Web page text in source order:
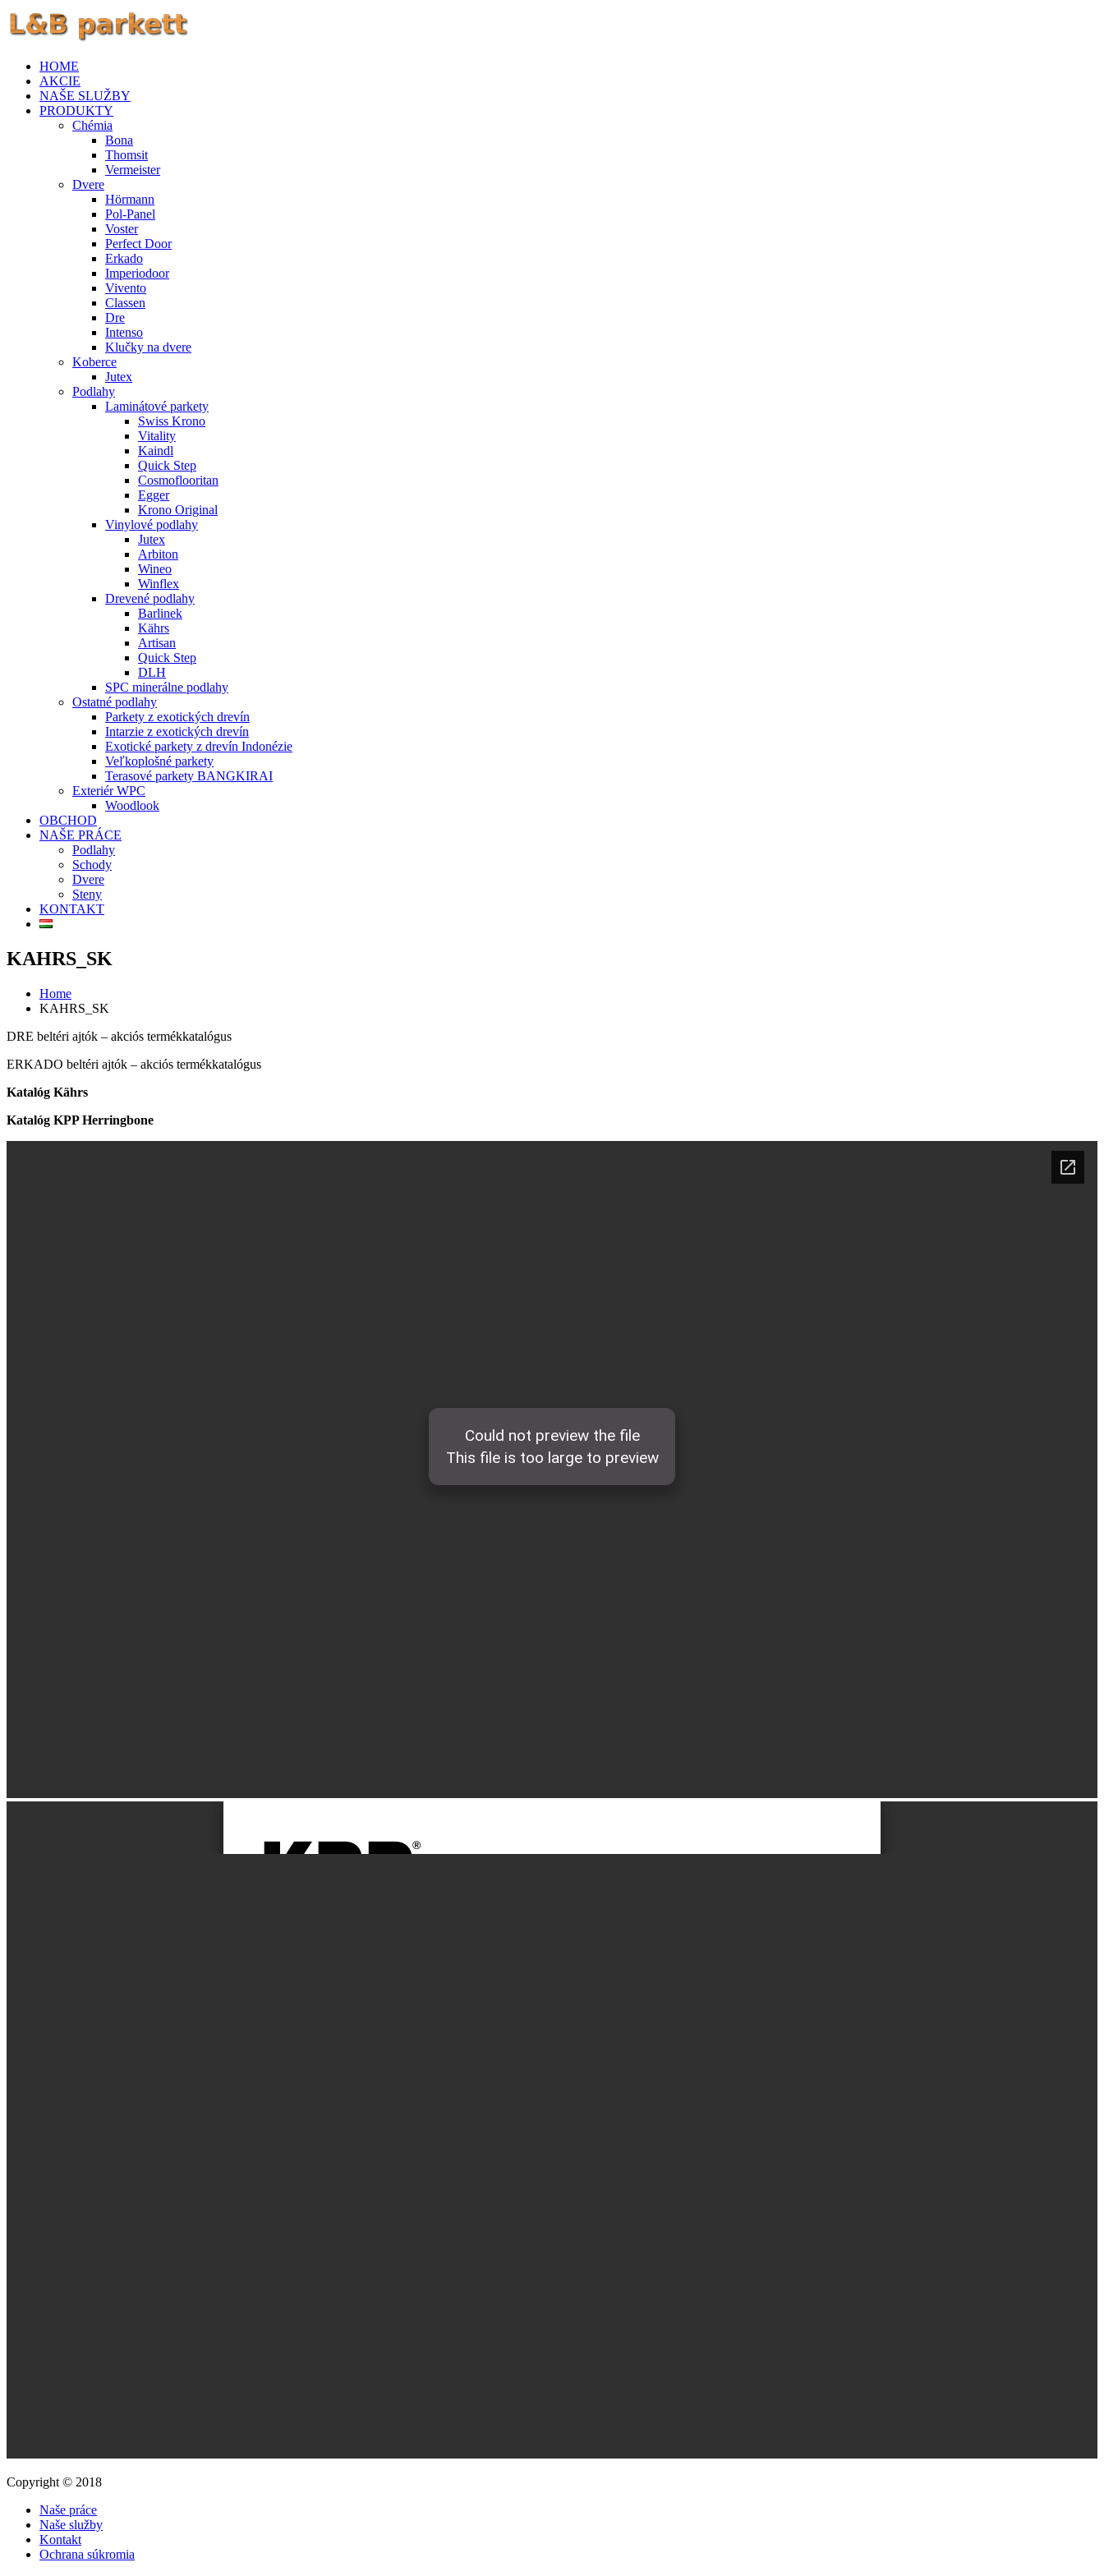
HOME
AKCIE
NAŠE SLUŽBY
PRODUKTY
Chémia
Bona
Thomsit
Vermeister
Dvere
Hörmann
Pol-Panel
Voster
Perfect Door
Erkado
Imperiodoor
Vivento
Classen
Dre
Intenso
Klučky na dvere
Koberce
Jutex
Podlahy
Laminátové parkety
Swiss Krono
Vitality
Kaindl
Quick Step
Cosmoflooritan
Egger
Krono Original
Vinylové podlahy
Jutex
Arbiton
Wineo
Winflex
Drevené podlahy
Barlinek
Kährs
Artisan
Quick Step
DLH
SPC minerálne podlahy
Ostatné podlahy
Parkety z exotických drevín
Intarzie z exotických drevín
Exotické parkety z drevín Indonézie
Veľkoplošné parkety
Terasové parkety BANGKIRAI
Exteriér WPC
Woodlook
OBCHOD
NAŠE PRÁCE
Podlahy
Schody
Dvere
Steny
KONTAKT
KAHRS_SK
Home
KAHRS_SK
DRE beltéri ajtók – akciós termékkatalógus
ERKADO beltéri ajtók – akciós termékkatalógus
Katalóg Kährs
Katalóg KPP Herringbone
Copyright © 2018
Naše práce
Naše služby
Kontakt
Ochrana súkromia